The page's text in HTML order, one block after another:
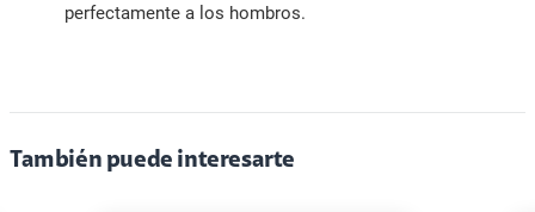
perfectamente a los hombros.
También puede interesarte